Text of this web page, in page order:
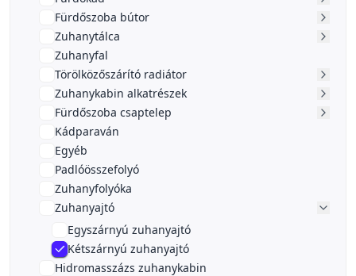
Fürdőszoba bútor
Zuhanytálca
Zuhanyfal
Törölközőszárító radiátor
Zuhanykabin alkatrészek
Fürdőszoba csaptelep
Kádparaván
Egyéb
Padlóösszefolyó
Zuhanyfolyóka
Zuhanyajtó
Egyszárnyú zuhanyajtó
Kétszárnyú zuhanyajtó
Hidromasszázs zuhanykabin